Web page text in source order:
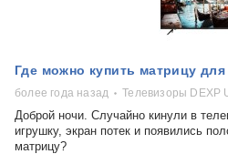
Где можно купить матрицу
более года назад Телевизоры DEXP
Доброй ночи. Случайно кинули в
игрушку, экран потек и появились
матрицу?